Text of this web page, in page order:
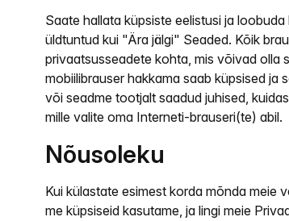
Saate hallata küpsiste eelistusi ja
üldtuntud kui "Ära jälgi" Seaded. Kõik
privaatsusseadete kohta, mis võivad olla
mobiilibrauser hakkama saab küpsised
või seadme tootjalt saadud juhised,
mille valite oma Interneti-brauseri(te) abil.
Nõusoleku
Kui külastate esimest korda mõnda meie
me küpsiseid kasutame, ja lingi meie